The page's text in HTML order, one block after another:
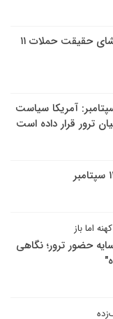
تهدید "ارباب تاریکی" به افشای حقیقت حملات ۱۱
ظریف در سالگرد ۱۱سپتامبر: آمریکا سیاست
ترور قرار داده است
اما باز
حضور ترور؛ نگاهی